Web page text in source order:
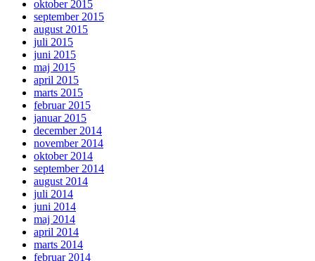
oktober 2015
september 2015
august 2015
juli 2015
juni 2015
maj 2015
april 2015
marts 2015
februar 2015
januar 2015
december 2014
november 2014
oktober 2014
september 2014
august 2014
juli 2014
juni 2014
maj 2014
april 2014
marts 2014
februar 2014